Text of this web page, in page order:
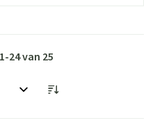
1-24van 25